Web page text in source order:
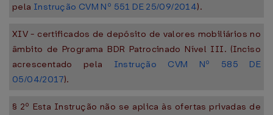
pela Instrução CVM Nº 551 DE 25/09/2014).
XIV - certificados de depósito de valores mobiliários no
âmbito de Programa BDR Patrocinado Nível III. (Inciso
acrescentado pela Instrução CVM Nº 585 DE
05/04/2017).
§ 2º Esta Instrução não se aplica às ofertas privadas de